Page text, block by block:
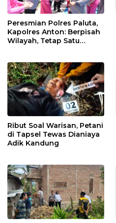
Peresmian Polres Paluta,
Kapolres Anton: Berpisah
Wilayah, Tetap Satu
Ribut Soal Warisan, Petani
di Tapsel Tewas Dianiaya
Adik Kandung